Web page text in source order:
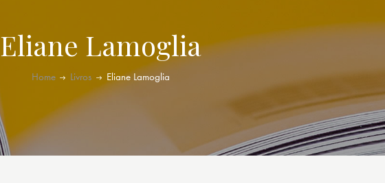
Eliane Lamoglia
Home Livros Eliane Lamoglia